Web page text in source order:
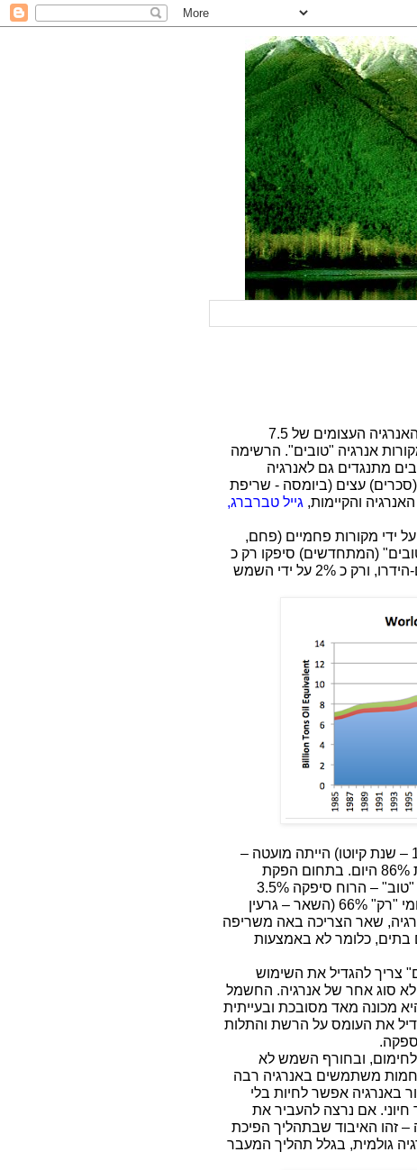
אנשים רבים משלים עצמם שניתן לספק את צורכי האנרגיה העצומים של 7.5
אנרגיה "טובים". הרשימה
מתנגדים גם לאנרגיה
עצים (ביומסה - שריפת
והקיימות, גייל טברברג,
על ידי מקורות פחמיים (פחם,
ה"טובים" (המתחדשים) סיפקו רק כ
10% מהאנרגיה, ומתוכם – 8% סופקו על ידי סכרים-הידרו, ורק כ 2% על ידי השמש
ההתקדמות מ 1985 עד היום (או, אם תרצו, מ 1997 – שנת קיוטו) הייתה מועטה –
(להבדיל מכלל האנרגיה) המצב קצת יותר "טוב" – הרוח סיפקה 3.5%
מהחשמל והשמש עוד 1.1% (ב 2015), והדלק הפחמי "רק" 66% (השאר – גרעין
רק כ 30-40% מצריכת האנרגיה, שאר הצריכה באה משריפה
בתים, כלומר לא באמצעות
צריך להגדיל את השימוש
סוג אחר של אנרגיה. החשמל
מאד מסובכת ובעייתית
את העומס על הרשת והתלות
לחימום, ובחורף השמש לא
חמות משתמשים באנרגיה רבה
באנרגיה אפשר לחיות בלי
יותר חיוני. אם נרצה להעביר את
נאבד בדרך 50% מהאנרגיה – זהו האיבוד שבתהליך הפיכת
גולמית, בגלל תהליך המעבר